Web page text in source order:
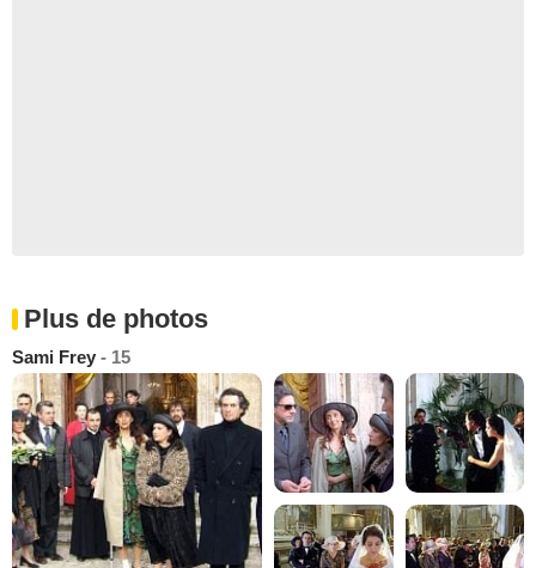
Plus de photos
Sami Frey - 15